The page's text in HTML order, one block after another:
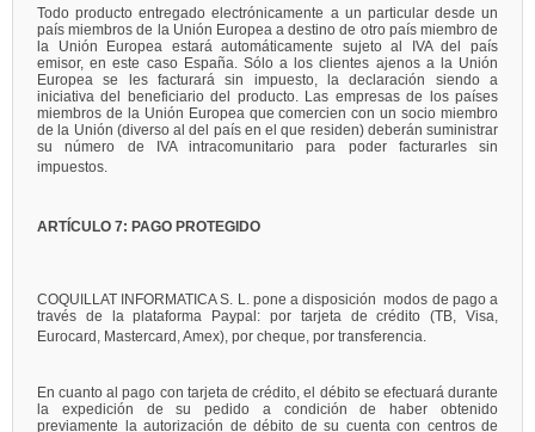
Todo producto entregado electrónicamente a un particular desde un
país miembros de la Unión Europea a destino de otro país miembro de
la Unión Europea estará automáticamente sujeto al IVA del país
emisor, en este caso España. Sólo a los clientes ajenos a la Unión
Europea se les facturará sin impuesto, la declaración siendo a
iniciativa del beneficiario del producto. Las empresas de los países
miembros de la Unión Europea que comercien con un socio miembro
de la Unión (diverso al del país en el que residen) deberán suministrar
su número de IVA intracomunitario para poder facturarles sin
impuestos.
ARTÍCULO 7: PAGO PROTEGIDO
COQUILLAT INFORMATICA S. L. pone a disposición modos de pago a
través de la plataforma Paypal: por tarjeta de crédito (TB, Visa,
Eurocard, Mastercard, Amex), por cheque, por transferencia.
En cuanto al pago con tarjeta de crédito, el débito se efectuará durante
la expedición de su pedido a condición de haber obtenido
previamente la autorización de débito de su cuenta con centros de